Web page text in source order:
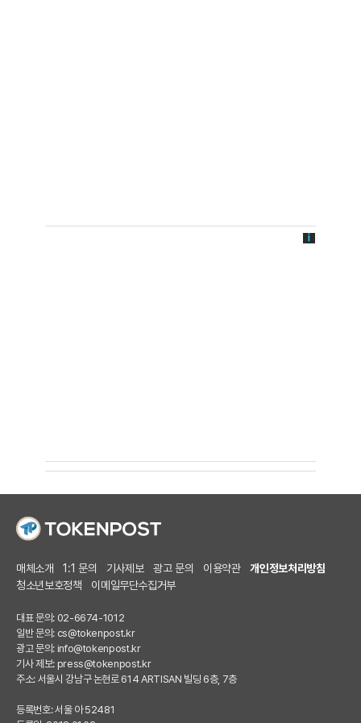
매체소개 1:1 문의 기사제보 광고 문의 이용약관
개인정보처리방침
청소년보호정책
이메일무단수집거부
대표 문의: 02-6674-1012
일반 문의: cs@tokenpost.kr
광고 문의: info@tokenpost.kr
기사 제보: press@tokenpost.kr
주소: 서울시 강남구 논현로 614 ARTISAN 빌딩 6층, 7층
등록번호: 서울 아 52481